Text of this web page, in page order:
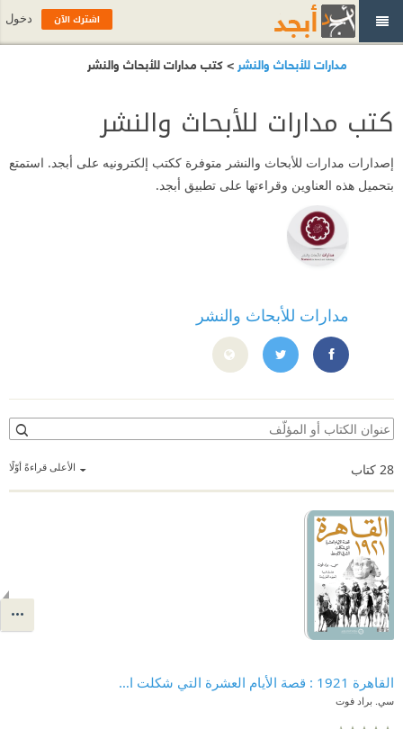
مدارات للأبحاث والنشر > كتب مدارات للأبحاث والنشر
كتب مدارات للأبحاث والنشر
إصدارات مدارات للأبحاث والنشر متوفرة ككتب إلكترونيه على أبجد. استمتع
بتحميل هذه العناوين وقراءتها على تطبيق أبجد.
مدارات للأبحاث والنشر
https://web.facebook.com/Madaratrp?_rdc=1&_rdr
https://twitter.com/madaratrp?lang=ar
الأعلى قراءةً أوّلًا 28 كتاب
القاهرة 1921 : قصة الأيام العشرة التي شكلت الشرق الأوسط
سي. براد فوت
اشترك الآن دخول